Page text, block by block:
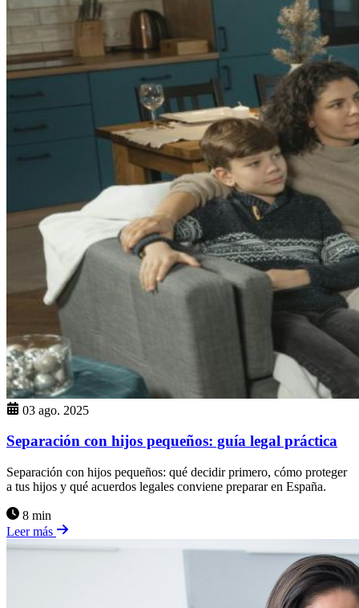
03 ago. 2025
Separación con hijos pequeños: guía legal práctica
Separación con hijos pequeños: qué decidir primero, cómo proteger
a tus hijos y qué acuerdos legales conviene preparar en España.
8 min
Leer más